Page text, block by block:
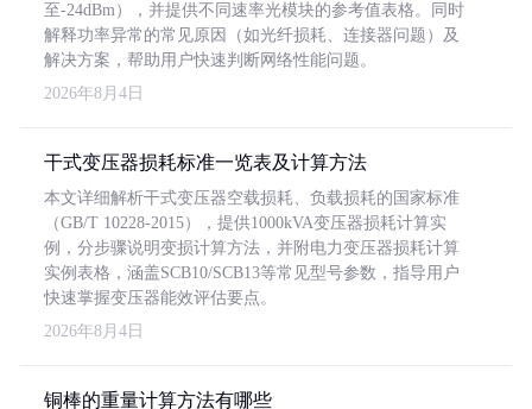
至-24dBm），并提供不同速率光模块的参考值表格。同时
解释功率异常的常见原因（如光纤损耗、连接器问题）及
解决方案，帮助用户快速判断网络性能问题。
2026年8月4日
干式变压器损耗标准一览表及计算方法
本文详细解析干式变压器空载损耗、负载损耗的国家标准
（GB/T 10228-2015），提供1000kVA变压器损耗计算实
例，分步骤说明变损计算方法，并附电力变压器损耗计算
实例表格，涵盖SCB10/SCB13等常见型号参数，指导用户
快速掌握变压器能效评估要点。
2026年8月4日
铜棒的重量计算方法有哪些